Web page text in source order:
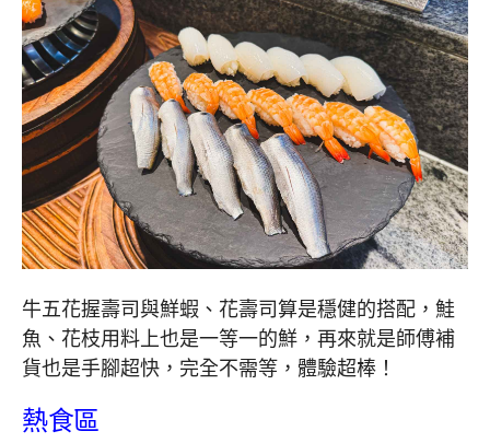
牛五花握壽司與鮮蝦、花壽司算是穩健的搭配，鮭
魚、花枝用料上也是一等一的鮮，再來就是師傅補
貨也是手腳超快，完全不需等，體驗超棒！
熱食區